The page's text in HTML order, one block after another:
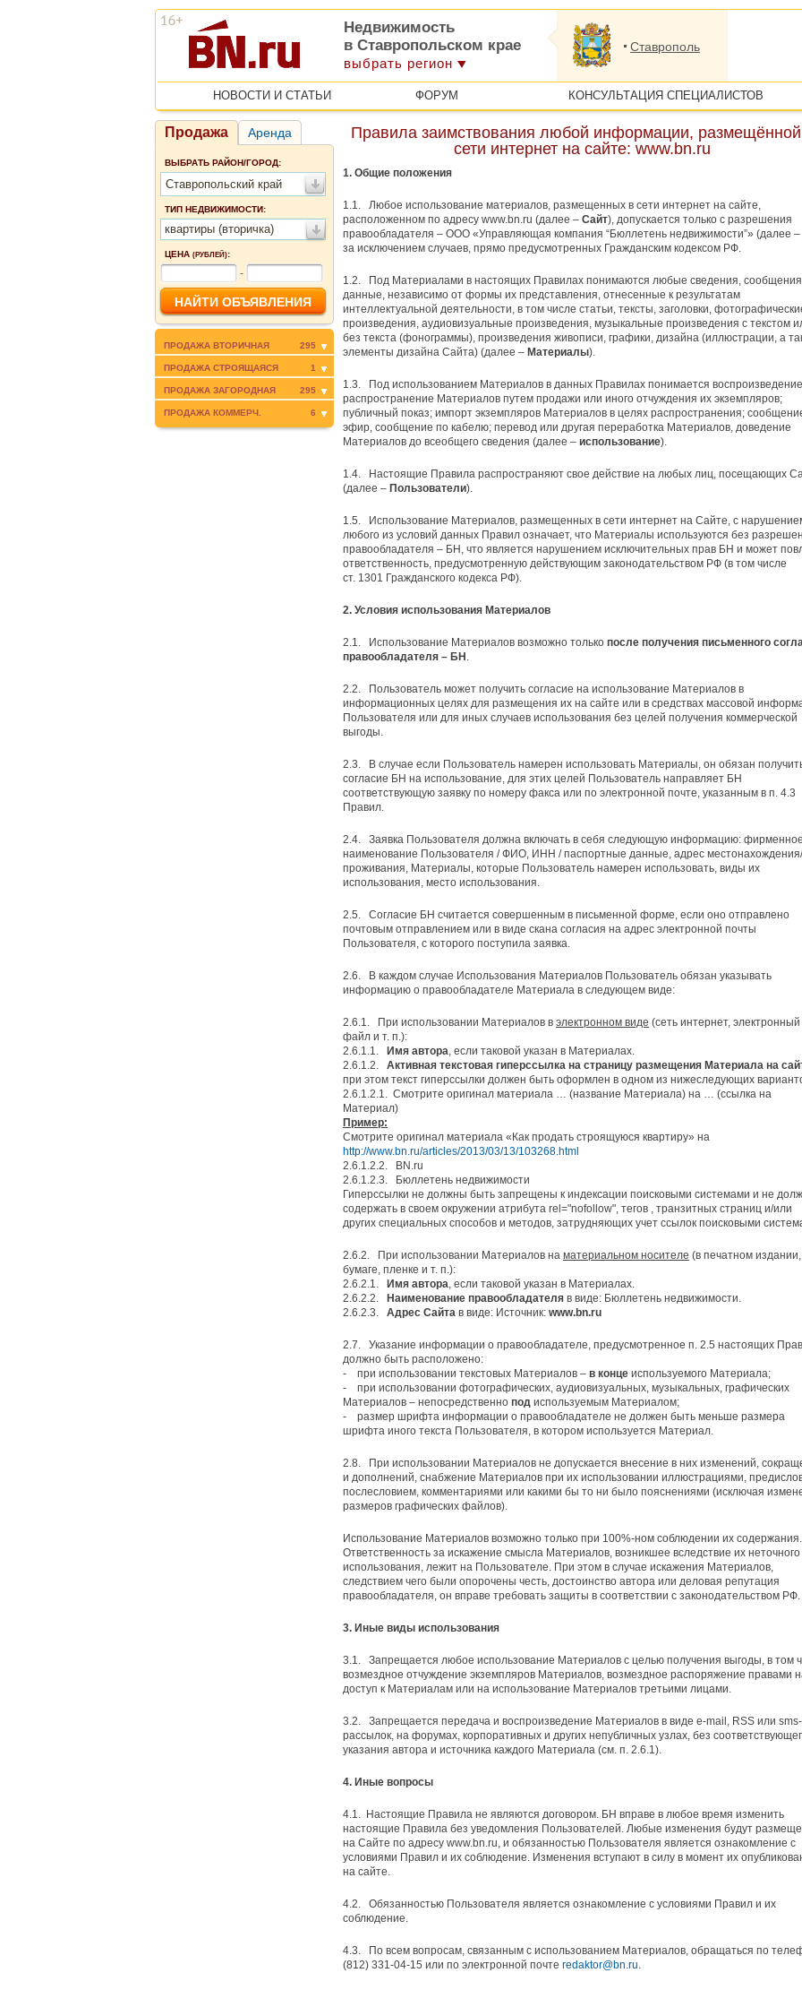
Недвижимость
в Ставропольском крае
выбрать регион
Ставрополь
НОВОСТИ И СТАТЬИ ФОРУМ КОНСУЛЬТАЦИЯ СПЕЦИАЛИСТОВ
Продажа Аренда
ВЫБРАТЬ РАЙОН/ГОРОД:
Ставропольский край
ТИП НЕДВИЖИМОСТИ:
квартиры (вторичка)
ЦЕНА (РУБЛЕЙ):
-
ПРОДАЖА ВТОРИЧНАЯ 295
ПРОДАЖА СТРОЯЩАЯСЯ 1
ПРОДАЖА ЗАГОРОДНАЯ 295
ПРОДАЖА КОММЕРЧ. 6
Правила заимствования любой информации,
сети интернет на сайте: www.bn.ru
1. Общие положения
1.1. Любое использование материалов, размещенных в сети интернет на сайте,
расположенном по адресу www.bn.ru (далее – Сайт), допускается только c разрешения
правообладателя – ООО «Управляющая компания “Бюллетень недвижимости”» (далее –
за исключением случаев, прямо предусмотренных Гражданским кодексом РФ.
1.2. Под Материалами в настоящих Правилах понимаются любые сведения,
данные, независимо от формы их представления, отнесенные к результатам
интеллектуальной деятельности, в том числе статьи, тексты, заголовки,
произведения, аудиовизуальные произведения, музыкальные произведения с текстом
без текста (фонограммы), произведения живописи, графики, дизайна (иллюстрации, а
элементы дизайна Сайта) (далее – Материалы).
1.3. Под использованием Материалов в данных Правилах понимается
распространение Материалов путем продажи или иного отчуждения их экземпляров;
публичный показ; импорт экземпляров Материалов в целях распространения;
эфир, сообщение по кабелю; перевод или другая переработка Материалов, доведение
Материалов до всеобщего сведения (далее – использование).
1.4. Настоящие Правила распространяют свое действие на любых лиц, посещающих
(далее – Пользователи).
1.5. Использование Материалов, размещенных в сети интернет на Сайте, с
любого из условий данных Правил означает, что Материалы используются без
правообладателя – БН, что является нарушением исключительных прав БН и может
ответственность, предусмотренную действующим законодательством РФ (в том числе
ст. 1301 Гражданского кодекса РФ).
2. Условия использования Материалов
2.1. Использование Материалов возможно только после получения письменного
правообладателя – БН .
2.2. Пользователь может получить согласие на использование Материалов в
информационных целях для размещения их на сайте или в средствах массовой
Пользователя или для иных случаев использования без целей получения коммерческой
выгоды.
2.3. В случае если Пользователь намерен использовать Материалы, он обязан
согласие БН на использование, для этих целей Пользователь направляет БН
соответствующую заявку по номеру факса или по электронной почте, указанным в п. 4.3
Правил.
2.4. Заявка Пользователя должна включать в себя следующую информацию: фирменное
наименование Пользователя / ФИО, ИНН / паспортные данные, адрес местонахождения/
проживания, Материалы, которые Пользователь намерен использовать, виды их
использования, место использования.
2.5. Согласие БН считается совершенным в письменной форме, если оно отправлено
почтовым отправлением или в виде скана согласия на адрес электронной почты
Пользователя, с которого поступила заявка.
2.6. В каждом случае Использования Материалов Пользователь обязан указывать
информацию о правообладателе Материала в следующем виде:
2.6.1. При использовании Материалов в электронном виде (сеть интернет, электронный
файл и т. п.):
2.6.1.1.
Имя автора, если таковой указан в Материалах.
2.6.1.2. Активная текстовая гиперссылка на страницу размещения Материала на
при этом текст гиперссылки должен быть оформлен в одном из нижеследующих
2.6.1.2.1. Смотрите оригинал материала … (название Материала) на … (ссылка на
Материал)
Пример:
Смотрите оригинал материала «Как продать строящуюся квартиру» на
http://www.bn.ru/articles/2013/03/13/103268.html
2.6.1.2.2. BN.ru
2.6.1.2.3. Бюллетень недвижимости
Гиперссылки не должны быть запрещены к индексации поисковыми системами и не
содержать в своем окружении атрибута rel="nofollow", тегов , транзитных страниц и/или
других специальных способов и методов, затрудняющих учет ссылок поисковыми
2.6.2. При использовании Материалов на материальном носителе (в печатном издании,
бумаге, пленке и т. п.):
2.6.2.1.
Имя автора, если таковой указан в Материалах.
2.6.2.2.
Наименование правообладателя в виде: Бюллетень недвижимости.
2.6.2.3. Адрес Сайта в виде: Источник: www.bn.ru
2.7. Указание информации о правообладателе, предусмотренное п. 2.5 настоящих
должно быть расположено:
- при использовании текстовых Материалов – в конце используемого Материала;
- при использовании фотографических, аудиовизуальных, музыкальных, графических
Материалов – непосредственно под используемым Материалом;
- размер шрифта информации о правообладателе не должен быть меньше размера
шрифта иного текста Пользователя, в котором используется Материал.
2.8. При использовании Материалов не допускается внесение в них изменений,
и дополнений, снабжение Материалов при их использовании иллюстрациями,
послесловием, комментариями или какими бы то ни было пояснениями (исключая
размеров графических файлов).
Использование Материалов возможно только при 100%-ном соблюдении их содержания.
Ответственность за искажение смысла Материалов, возникшее вследствие их неточного
использования, лежит на Пользователе. При этом в случае искажения Материалов,
следствием чего были опорочены честь, достоинство автора или деловая репутация
правообладателя, он вправе требовать защиты в соответствии с законодательством РФ.
3. Иные виды использования
3.1. Запрещается любое использование Материалов с целью получения выгоды, в том
возмездное отчуждение экземпляров Материалов, возмездное распоряжение правами
доступ к Материалам или на использование Материалов третьими лицами.
3.2. Запрещается передача и воспроизведение Материалов в виде e-mail, RSS или sms-
рассылок, на форумах, корпоративных и других непубличных узлах, без
указания автора и источника каждого Материала (см. п. 2.6.1).
4. Иные вопросы
4.1. Настоящие Правила не являются договором. БН вправе в любое время изменить
настоящие Правила без уведомления Пользователей. Любые изменения будут
на Сайте по адресу www.bn.ru, и обязанностью Пользователя является ознакомление с
условиями Правил и их соблюдение. Изменения вступают в силу в момент их
на сайте.
4.2. Обязанностью Пользователя является ознакомление с условиями Правил и их
соблюдение.
4.3. По всем вопросам, связанным с использованием Материалов, обращаться по
(812) 331-04-15 или по электронной почте redaktor@bn.ru.